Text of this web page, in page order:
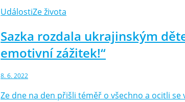
UdálostiZe života
Sazka rozdala ukrajinským
emotivní zážitek!“
8. 6. 2022
Ze dne na den přišli téměř o všechno a ocitli